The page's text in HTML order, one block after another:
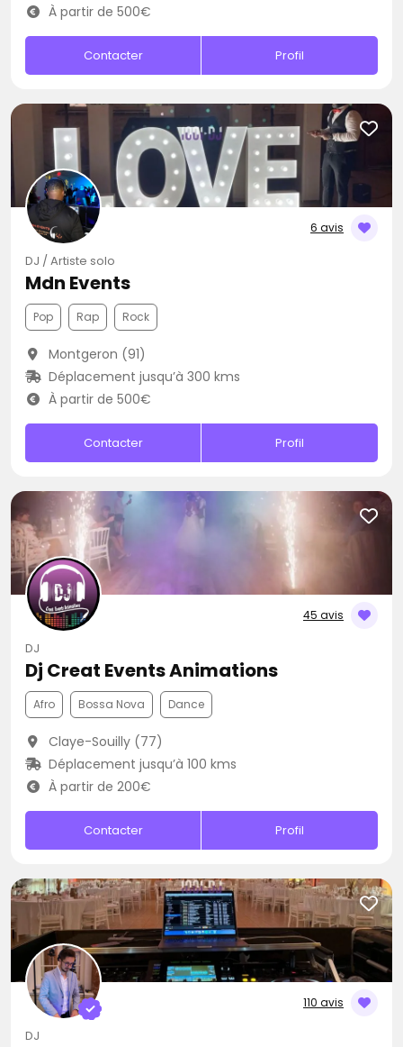
À partir de 500€
Contacter Profil
6 avis
DJ / Artiste solo
Mdn Events
Pop Rap Rock
Montgeron (91)
Déplacement jusqu’à 300 kms
À partir de 500€
Contacter Profil
45 avis
DJ
Dj Creat Events Animations
Afro Bossa Nova Dance
Claye-Souilly (77)
Déplacement jusqu’à 100 kms
À partir de 200€
Contacter Profil
110 avis
DJ